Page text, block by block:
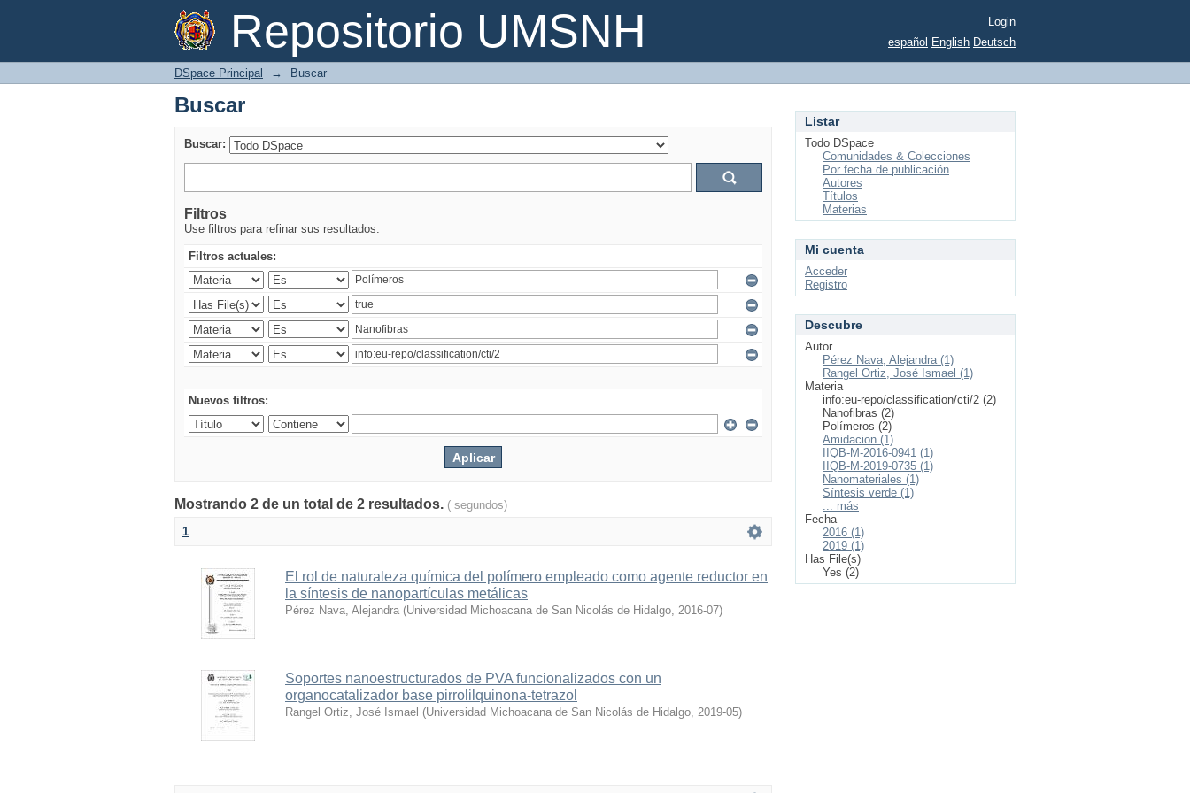
Repositorio UMSNH
Buscar
Login
español English Deutsch
DSpace Principal → Buscar
Buscar
Buscar:
Filtros
Use filtros para refinar sus resultados.
Filtros actuales:
Nuevos filtros:
Mostrando 2 de un total de 2 resultados. ( segundos)
1
El rol de naturaleza química del polímero empleado como agente reductor en
la síntesis de nanopartículas metálicas
Pérez Nava, Alejandra (Universidad Michoacana de San Nicolás de Hidalgo, 2016-07)
Soportes nanoestructurados de PVA funcionalizados con un
organocatalizador base pirrolilquinona-tetrazol
Rangel Ortiz, José Ismael (Universidad Michoacana de San Nicolás de Hidalgo, 2019-05)
Listar
Todo DSpace
Comunidades & Colecciones
Por fecha de publicación
Autores
Títulos
Materias
Mi cuenta
Acceder
Registro
Descubre
Autor
Pérez Nava, Alejandra (1)
Rangel Ortiz, José Ismael (1)
Materia
info:eu-repo/classification/cti/2 (2)
Nanofibras (2)
Polímeros (2)
Amidacion (1)
IIQB-M-2016-0941 (1)
IIQB-M-2019-0735 (1)
Nanomateriales (1)
Síntesis verde (1)
... más
Fecha
2016 (1)
2019 (1)
Has File(s)
Yes (2)